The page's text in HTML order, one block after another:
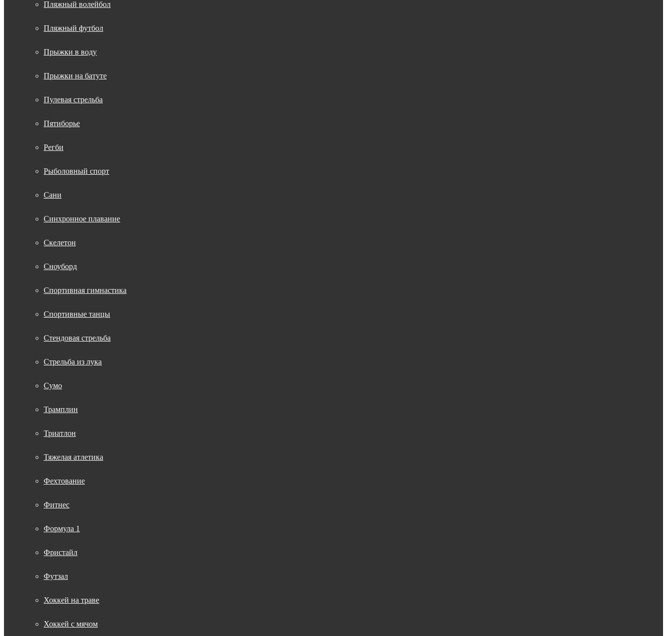
Пляжный волейбол
Пляжный футбол
Прыжки в воду
Прыжки на батуте
Пулевая стрельба
Пятиборье
Регби
Рыболовный спорт
Сани
Синхронное плавание
Скелетон
Сноуборд
Спортивная гимнастика
Спортивные танцы
Стендовая стрельба
Стрельба из лука
Сумо
Трамплин
Триатлон
Тяжелая атлетика
Фехтование
Фитнес
Формула 1
Фристайл
Футзал
Хоккей на траве
Хоккей с мячом